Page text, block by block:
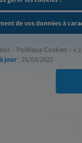
de vos données à
– Politique Cookies –
jour : 25/03/2022